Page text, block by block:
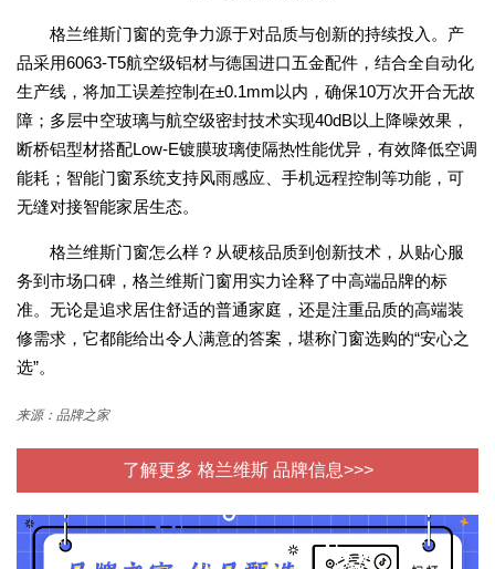
格兰维斯门窗的竞争力源于对品质与创新的持续投入。产
品采用6063-T5航空级铝材与德国进口五金配件，结合全自动化
生产线，将加工误差控制在±0.1mm以内，确保10万次开合无故
障；多层中空玻璃与航空级密封技术实现40dB以上降噪效果，
断桥铝型材搭配Low-E镀膜玻璃使隔热性能优异，有效降低空调
能耗；智能门窗系统支持风雨感应、手机远程控制等功能，可
无缝对接智能家居生态。
格兰维斯门窗怎么样？从硬核品质到创新技术，从贴心服
务到市场口碑，格兰维斯门窗用实力诠释了中高端品牌的标
准。无论是追求居住舒适的普通家庭，还是注重品质的高端装
修需求，它都能给出令人满意的答案，堪称门窗选购的“安心之
选”。
来源：品牌之家
了解更多 格兰维斯 品牌信息>>>